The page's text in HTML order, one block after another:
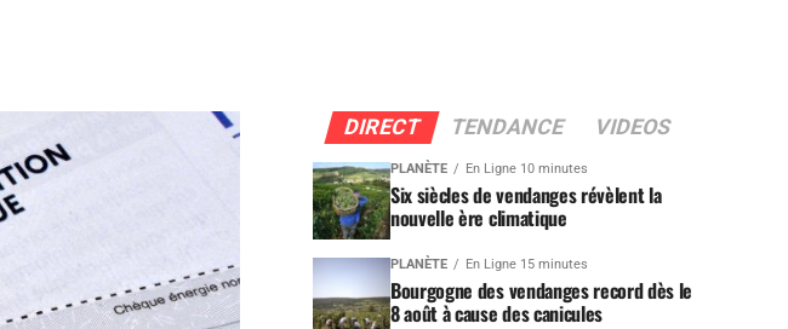
DIRECT TENDANCE VIDEOS
PLANÈTE En Ligne 10 minutes
Six siècles de vendanges révèlent la
nouvelle ère climatique
PLANÈTE En Ligne 15 minutes
Bourgogne des vendanges record dès le
8 août à cause des canicules